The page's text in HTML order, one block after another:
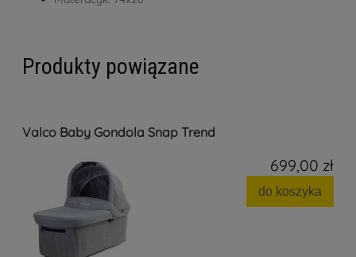
Produkty powiązane
Valco Baby Gondola Snap Trend
699,00 zł
do koszyka